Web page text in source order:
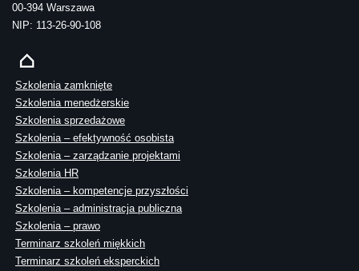
00-394 Warszawa
NIP: 113-26-90-108
Szkolenia zamknięte
Szkolenia menedżerskie
Szkolenia sprzedażowe
Szkolenia – efektywność osobista
Szkolenia – zarządzanie projektami
Szkolenia HR
Szkolenia – kompetencje przyszłości
Szkolenia – administracja publiczna
Szkolenia – prawo
Terminarz szkoleń miękkich
Terminarz szkoleń eksperckich